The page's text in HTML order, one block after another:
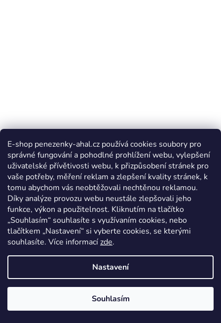
E-shop penezenky-ahal.cz používá cookies soubory pro
správné fungování a pohodlné prohlížení webu, vylepšení
uživatelské přívětivosti webu, k přizpůsobení stránek pro
vaše potřeby, měření reklam a zlepšení kvality stránek, k
tomu abychom vás neobtěžovali nechtěnou reklamou.
Díky analýze provozu webu neustále zlepšovali jeho
funkce, výkon a použitelnost. Kliknutím na tlačítko
„Souhlasím“ souhlasíte s využívaním cookies, nebo
tlačítkem „Nastavení“ si vyberte cookies, se kterými
souhlasíte. Více informacízde.
Nastavení
Souhlasím